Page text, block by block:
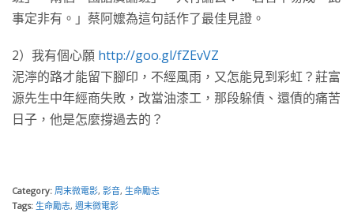
事定非有。」蔡阿嬤為這句話作了最佳見證。
2）我有個心願 http://goo.gl/fZEvVZ
泥濘的路才能留下腳印，不經風雨，又怎能見到彩虹？莊富
源先生中年經商失敗，改當油漆工，那段躲債、還債的痛苦
日子，他是怎麼撐過去的？
Category: 周末微電影, 影音, 生命勵志
Tags: 生命勵志, 週末微電影